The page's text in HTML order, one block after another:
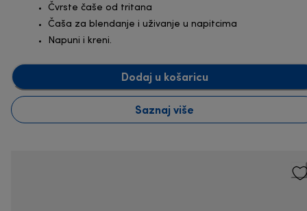
Čvrste čaše od tritana
Čaša za blendanje i uživanje u napitcima
Napuni i kreni.
Dodaj u košaricu
Saznaj više